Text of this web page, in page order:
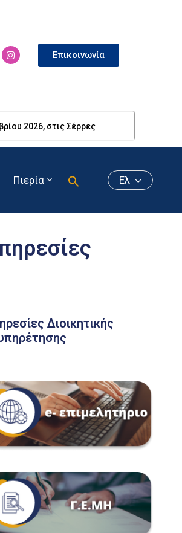
Επικοινωνία
2026, στις Σέρρες
Πιερία Ελ
Διοικητικής